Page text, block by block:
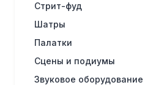
Стрит-фуд
Шатры
Палатки
Сцены и подиумы
Звуковое оборудование